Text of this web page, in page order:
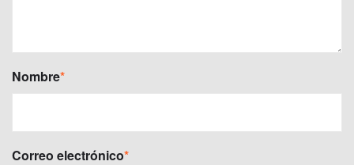
Nombre*
Correo electrónico*